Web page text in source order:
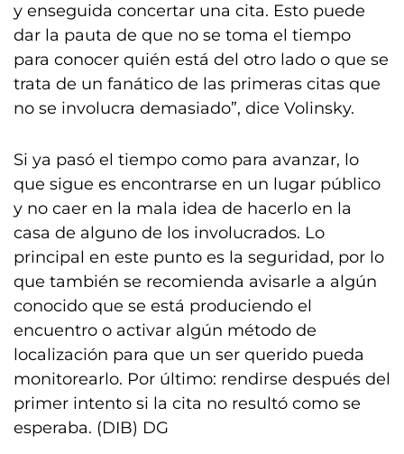
y enseguida concertar una cita. Esto puede
dar la pauta de que no se toma el tiempo
para conocer quién está del otro lado o que se
trata de un fanático de las primeras citas que
no se involucra demasiado”, dice Volinsky.
Si ya pasó el tiempo como para avanzar, lo
que sigue es encontrarse en un lugar público
y no caer en la mala idea de hacerlo en la
casa de alguno de los involucrados. Lo
principal en este punto es la seguridad, por lo
que también se recomienda avisarle a algún
conocido que se está produciendo el
encuentro o activar algún método de
localización para que un ser querido pueda
monitorearlo. Por último: rendirse después del
primer intento si la cita no resultó como se
esperaba. (DIB) DG